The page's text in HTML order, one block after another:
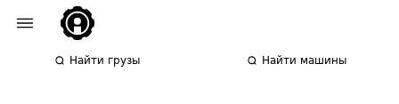
Найти грузы Найти машины